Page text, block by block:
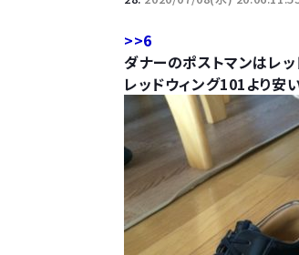
>>6
ダナーのポストマンはレ
レッドウィング101より安